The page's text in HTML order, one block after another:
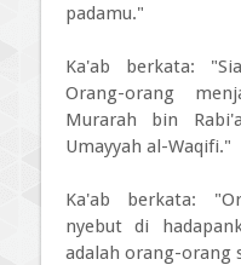
padamu."
Ka'ab berkata:
Orang-orang
Murarah bin
Umayyah al-Waqifi."
Ka'ab berkata:
nyebut di
adalah orang-orang